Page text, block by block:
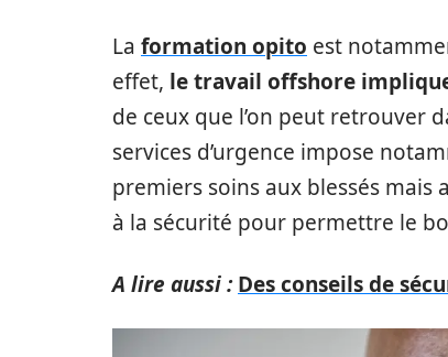
La formation opito est
effet, le travail offshore
de ceux que l’on peut retrouver
services d’urgence impose
premiers soins aux blessés mais
à la sécurité pour permettre le
A lire aussi : Des conseils de